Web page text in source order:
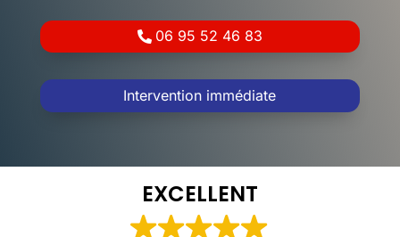
06 95 52 46 83
Intervention immédiate
EXCELLENT